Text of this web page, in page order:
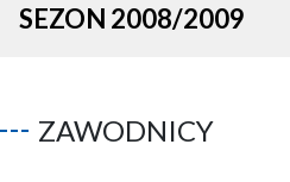
SEZON 2008/2009
ZAWODNICY